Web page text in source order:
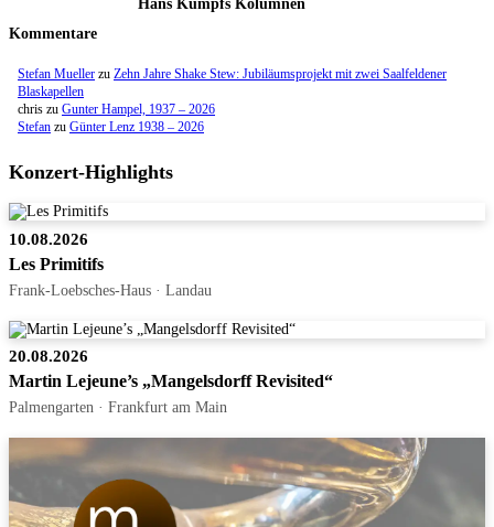
Hans Kumpfs Kolumnen
Kommentare
Stefan Mueller zu Zehn Jahre Shake Stew: Jubiläumsprojekt mit zwei Saalfeldener
Blaskapellen
chris zu Gunter Hampel, 1937 – 2026
Stefan zu Günter Lenz 1938 – 2026
Konzert-Highlights
10.08.2026
Les Primitifs
Frank-Loebsches-Haus · Landau
20.08.2026
Martin Lejeune’s „Mangelsdorff Revisited“
Palmengarten · Frankfurt am Main